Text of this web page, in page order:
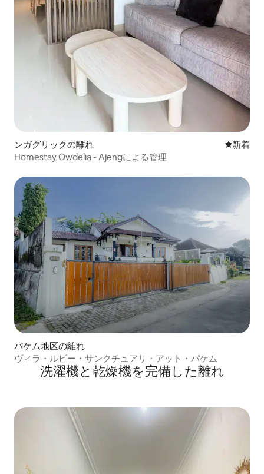
ンガグリックの離れ 新しい宿
新着
Homestay Owdelia - Ajengによる管理
パケム地区の離れ
ヴィラ・ルビー・サンクチュアリ・アット・パケム
洗濯機と乾燥機を完備した離れ